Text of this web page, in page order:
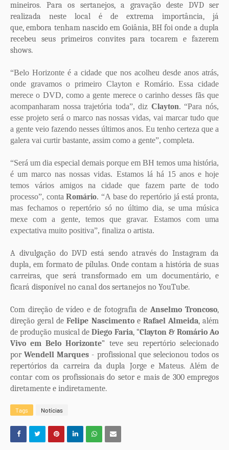
mineiros. Para os sertanejos, a gravação deste DVD ser
realizada neste local é de extrema importância, já
que, embora tenham nascido em Goiânia, BH foi onde a dupla
recebeu seus primeiros convites para tocarem e fazerem
shows.
“Belo Horizonte é a cidade que nos acolheu desde anos atrás,
onde gravamos o primeiro Clayton e Romário. Essa cidade
merece o DVD, como a gente merece o carinho desses fãs que
acompanharam nossa trajetória toda”, diz Clayton. “Para nós,
esse projeto será o marco nas nossas vidas, vai marcar tudo que
a gente veio fazendo nesses últimos anos. Eu tenho certeza que a
galera vai curtir bastante, assim como a gente”, completa.
“Será um dia especial demais porque em BH temos uma história,
é um marco nas nossas vidas. Estamos lá há 15 anos e hoje
temos vários amigos na cidade que fazem parte de todo
processo”, contaRomário. “A base do repertório já está pronta,
mas fechamos o repertório só no último dia, se uma música
mexe com a gente, temos que gravar. Estamos com uma
expectativa muito positiva”, finaliza o artista.
A divulgação do DVD está sendo através do Instagram da
dupla, em formato de pílulas. Onde contam a história de suas
carreiras, que será transformado em um documentário, e
ficará disponível no canal dos sertanejos no YouTube.
Com direção de vídeo e de fotografia deAnselmo Troncoso,
direção geral deFelipe Nascimentoe Rafael Almeida, além
de produção musical deDiego Faria, “Clayton & Romário Ao
Vivo em Belo Horizonte” teve seu repertório selecionado
porWendell Marques - profissional que selecionou todos os
repertórios da carreira da dupla Jorge e Mateus. Além de
contar com os profissionais do setor e mais de 300 empregos
diretamente e indiretamente.
Tags Notícias